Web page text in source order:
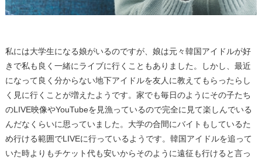
私には大学生になる娘がいるのですが、娘は元々韓国アイドルが好
きで私も良く一緒にライブに行くこともありました。しかし、最近
になって良く分からない地下アイドルを友人に教えてもらったらし
く見に行くことが増えたようです。家でも毎日のようにその子たち
のLIVE映像やYouTubeを見漁っているので完全に見て楽しんでいる
んだなくらいに思っていました。大学の合間にバイトもしているた
め行ける範囲でLIVEに行っているようです。韓国アイドルを追って
いた時よりもチケット代も安いからそのように遠征も行けると言っ